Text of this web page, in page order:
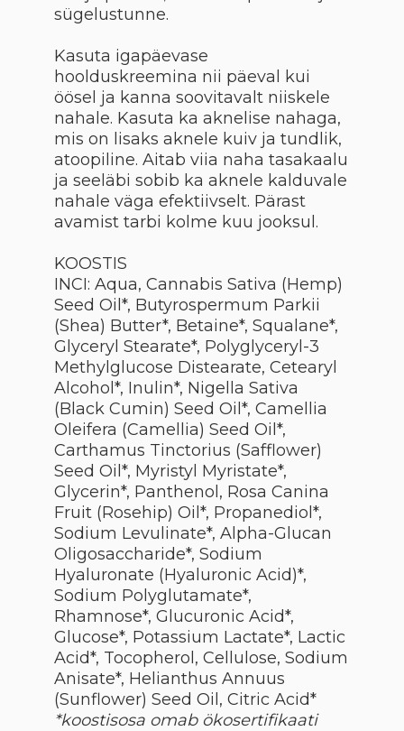
sügelustunne.
Kasuta igapäevase
hoolduskreemina nii päeval kui
öösel ja kanna soovitavalt niiskele
nahale. Kasuta ka aknelise nahaga,
mis on lisaks aknele kuiv ja tundlik,
atoopiline. Aitab viia naha tasakaalu
ja seeläbi sobib ka aknele kalduvale
nahale väga efektiivselt. Pärast
avamist tarbi kolme kuu jooksul.
KOOSTIS
INCI: Aqua, Cannabis Sativa (Hemp)
Seed Oil*, Butyrospermum Parkii
(Shea) Butter*, Betaine*, Squalane*,
Glyceryl Stearate*, Polyglyceryl-3
Methylglucose Distearate, Cetearyl
Alcohol*, Inulin*, Nigella Sativa
(Black Cumin) Seed Oil*, Camellia
Oleifera (Camellia) Seed Oil*,
Carthamus Tinctorius (Safflower)
Seed Oil*, Myristyl Myristate*,
Glycerin*, Panthenol, Rosa Canina
Fruit (Rosehip) Oil*, Propanediol*,
Sodium Levulinate*, Alpha-Glucan
Oligosaccharide*, Sodium
Hyaluronate (Hyaluronic Acid)*,
Sodium Polyglutamate*,
Rhamnose*, Glucuronic Acid*,
Glucose*, Potassium Lactate*, Lactic
Acid*, Tocopherol, Cellulose, Sodium
Anisate*, Helianthus Annuus
(Sunflower) Seed Oil, Citric Acid*
*koostisosa omab ökosertifikaati